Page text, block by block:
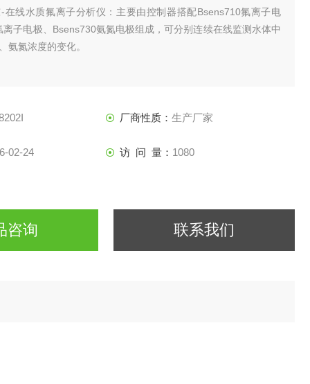
在线水质氟离子分析仪：主要由控制器搭配Bsens710氟离子电
子电极、Bsens730氨氮电极组成，可分别连续在线监测水体中
氨氮浓度的变化。
厂商性质： 生产厂家
02-24 访 问 量： 1080
咨询 联系我们